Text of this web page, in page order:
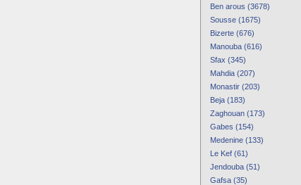
Ben arous (3678)
Sousse (1675)
Bizerte (676)
Manouba (616)
Sfax (345)
Mahdia (207)
Monastir (203)
Beja (183)
Zaghouan (173)
Gabes (154)
Medenine (133)
Le Kef (61)
Jendouba (51)
Gafsa (35)